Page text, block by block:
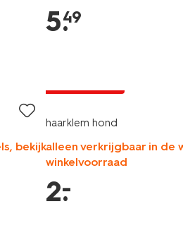
5.
49
bekijk
haarklem hond
alleen verkrijgbaar in de
winkelvoorraad
2.
–